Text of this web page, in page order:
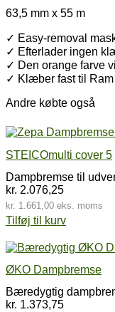
63,5 mm x 55 m
✓ Easy-removal
✓ Efterlader ingen
✓ Den orange farve
✓ Klæber fast til
Andre købte også
STEICOmulti cover 5
Dampbremse til
kr. 2.076,25
kr. 1.661,00 eks. moms
Tilføj til kurv
ØKO Dampbremse
Bæredygtig
kr. 1.373,75